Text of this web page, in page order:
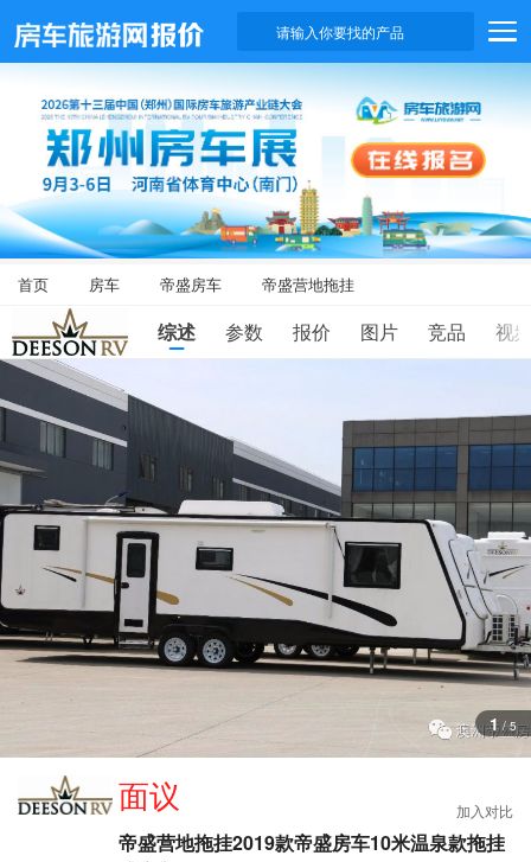
请输入你要找的产品
首页 房车 帝盛房车 帝盛营地拖挂
综述 参数 报价 图片 竞品 视
1/5
滑
动
查
看
更
多
图
片
面议
帝盛营地拖挂2019款帝盛房车10米温泉款拖挂